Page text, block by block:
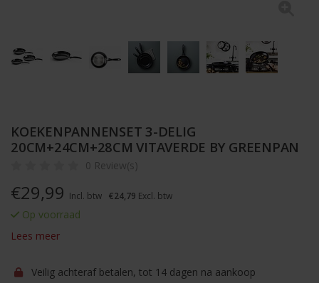
KOEKENPANNENSET 3-DELIG
20CM+24CM+28CM VITAVERDE BY GREENPAN
0 Review(s)
€29,99 Incl. btw €24,79 Excl. btw
Op voorraad
Lees meer
Veilig achteraf betalen, tot 14 dagen na aankoop